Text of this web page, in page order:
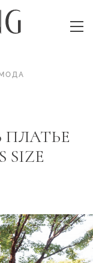
МОДА
SIZE